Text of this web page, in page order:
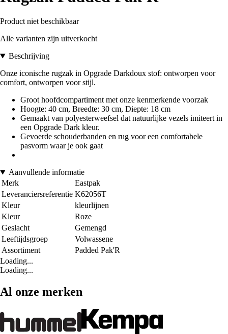
Product niet beschikbaar
Alle varianten zijn uitverkocht
Beschrijving
Onze iconische rugzak in Opgrade Darkdoux stof: ontworpen voor
comfort, ontworpen voor stijl.
Groot hoofdcompartiment met onze kenmerkende voorzak
Hoogte: 40 cm, Breedte: 30 cm, Diepte: 18 cm
Gemaakt van polyesterweefsel dat natuurlijke vezels imiteert in
een Opgrade Dark kleur.
Gevoerde schouderbanden en rug voor een comfortabele
pasvorm waar je ook gaat
Aanvullende informatie
Merk
Eastpak
Leveranciersreferentie K62056T
Kleur
kleurlijnen
Kleur
Roze
Geslacht
Gemengd
Leeftijdsgroep
Volwassene
Assortiment
Padded Pak'R
Loading...
Loading...
Al onze merken